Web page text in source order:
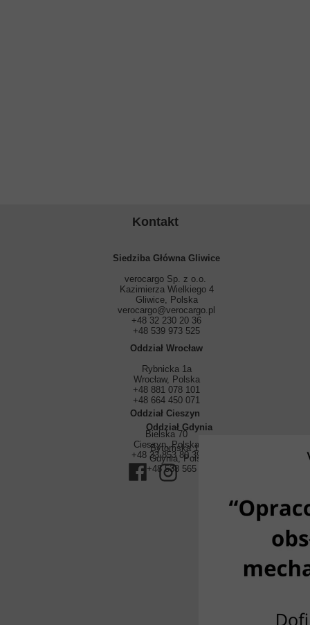
Oddział Gdynia
Bytomska 14/3
Gdynia, Polska
+48 538 565 347
Oddział Cieszyn
Bielska 70
Cieszyn, Polska
+48 33 853 80 39
Oddział Wrocław
Rybnicka 1a
Wrocław, Polska
+48 881 078 101
+48 664 450 071
Siedziba Główna Gliwice
verocargo Sp. z o.o.
Kazimierza Wielkiego 4
Gliwice, Polska
verocargo@verocargo.pl
+48 32 230 20 36
+48 539 973 525
Kontakt